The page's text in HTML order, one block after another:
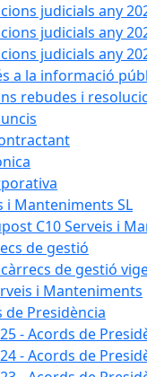
judicials any
judicials any
judicials any
a la informació
rebudes i
i Manteniments SL
C10 Serveis i
de gestió
de gestió
i Manteniments
de Presidència
- Acords de
- Acords de